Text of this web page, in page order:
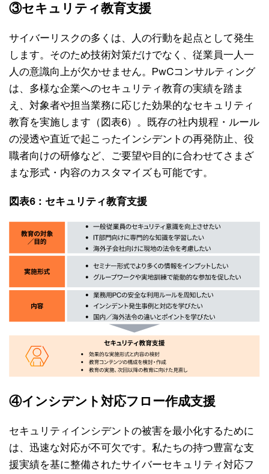
③セキュリティ教育支援
サイバーリスクの多くは、人の行動を起点として発生
します。そのため技術対策だけでなく、従業員一人一
人の意識向上が欠かせません。PwCコンサルティング
は、多様な企業へのセキュリティ教育の実績を踏ま
え、対象者や担当業務に応じた効果的なセキュリティ
教育を実施します（図表6）。既存の社内規程・ルール
の浸透や直近で起こったインシデントの再発防止、役
職者向けの研修など、ご要望や目的に合わせてさまざ
まな形式・内容のカスタマイズも可能です。
図表6：セキュリティ教育支援
④インシデント対応フロー作成支援
セキュリティインシデントの被害を最小化するために
は、迅速な対応が不可欠です。私たちの持つ豊富な支
援実績を基に整備されたサイバーセキュリティ対応フ